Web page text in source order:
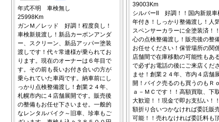
年式不明 車検無し
25998Km
ガンＭ／レッド 好調！程度良し！
車検新規渡し！新品カーボンアンダ
ー、スクリーン、新品アッパー塗装
渡しです！代々常連様が乗られてお
ります。現在のオーナーは６年目で
す。その前も長いお付き合いの方が
乗られていた車両です。納車前にし
っかり点検整備渡し！創業２４年、
札幌市内に４店舗展開です。販売後
の整備もお任せ下さいませ。一般的
なレンタルバイク～旧車、珍車もご
39003Km
シルバーII 好調！！国内新規車
年付き！しっかり整備渡し！人
スペンサーカラーに全塗装済！
心の点検整備渡し！販売後の整
お任せください！保管場所の関
店舗間で在庫移動の可能性もあ
で必ずお電話の後にご来店くだ
ませ！創業２４年、市内４店舗
開！バイク売るのも買うのもＲ
ａ－ＭＣです！！高額買取、下
大歓迎！！現金で即お支払い！
額折り合いつかなければ委託販
可能！！売れなければ委託料も